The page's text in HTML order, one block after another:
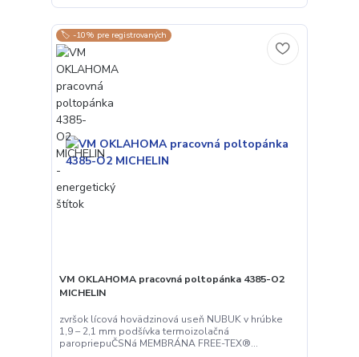
🏷️ -10% pre registrovaných
VM OKLAHOMA pracovná poltopánka 4385-O2
MICHELIN
zvršok lícová hovädzinová useň NUBUK v hrúbke
1,9 – 2,1 mm podšívka termoizolačná
paropriepuČSNá MEMBRÁNA FREE-TEX®...